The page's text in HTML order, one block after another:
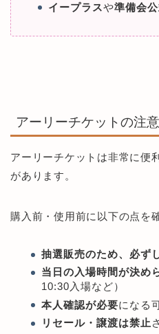
イープラスや準備会
アーリーチケットの注
アーリーチケットは非常に便
があります。
購入前・使用前に以下の点を
抽選販売のため、必ず
当日の入場時間が決め
10:30入場など）
本人確認が必要になる
リセール・譲渡は禁止